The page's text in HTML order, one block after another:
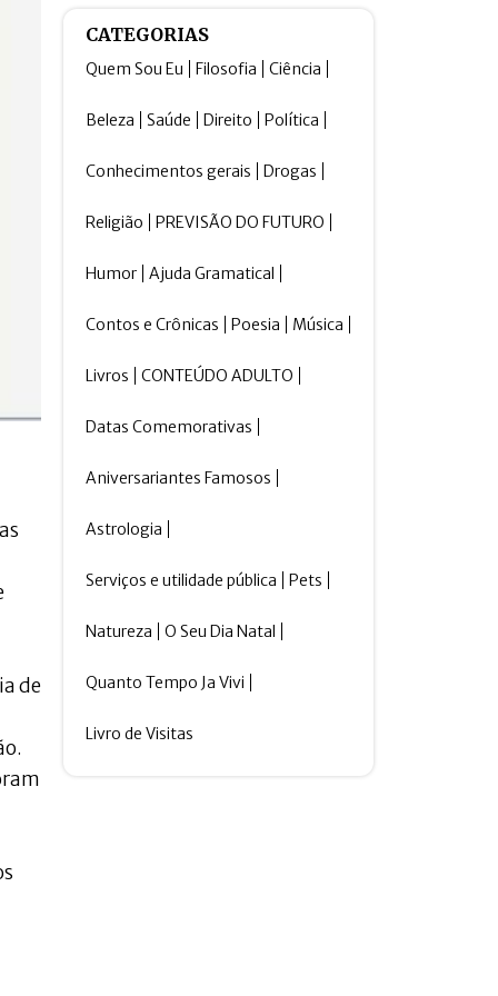
de
CATEGORIAS
Quem Sou Eu Filosofia Ciência
Beleza Saúde Direito Política
Conhecimentos gerais Drogas
Religião PREVISÃO DO FUTURO
Humor Ajuda Gramatical
Contos e Crônicas Poesia Música
Livros CONTEÚDO ADULTO
Datas Comemorativas
Aniversariantes Famosos
Astrologia
Serviços e utilidade pública Pets
Natureza O Seu Dia Natal
Quanto Tempo Ja Vivi
Livro de Visitas